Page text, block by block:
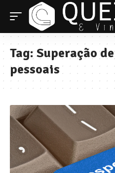
Tag:Superação
pessoais